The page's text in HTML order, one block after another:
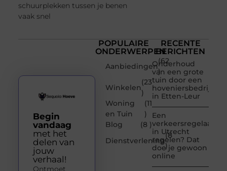
schuurplekken tussen je benen
vaak snel
POPULAIRE
ONDERWERPEN
Aanbiedingen
(62
)
Winkelen
(23
)
Woning
en Tuin
(11
)
Blog
(8 )
Dienstverlening
(8
)
RECENTE
BERICHTEN
Onderhoud
van een grote
tuin door een
hoveniersbedrijf
in Etten-Leur
Een
verkeersregelaar
in Utrecht
regelen? Dat
doe je gewoon
online
Begin
vandaag
met het
delen van
jouw
verhaal!
Ontmoet